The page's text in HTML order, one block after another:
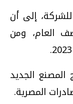
إلى أن
العام، ومن
المصنع الجديد
المصرية.